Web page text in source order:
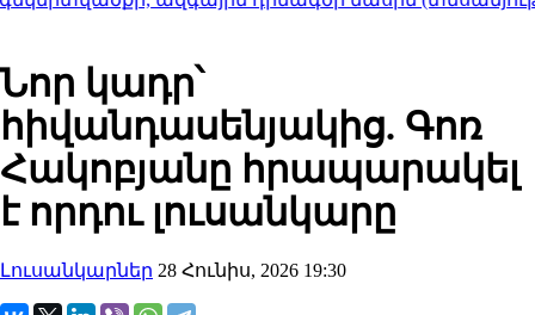
Նոր կադր՝
հիվանդասենյակից. Գոռ
Հակոբյանը հրապարակել
է որդու լուսանկարը
Լուսանկարներ 28 Հունիս, 2026 19:30